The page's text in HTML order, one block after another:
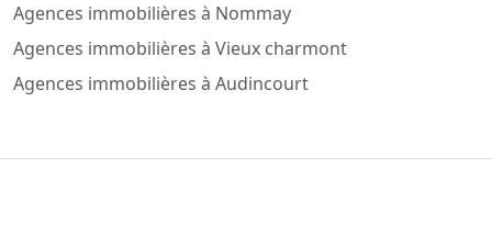
Agences immobilières à Nommay
Agences immobilières à Vieux charmont
Agences immobilières à Audincourt